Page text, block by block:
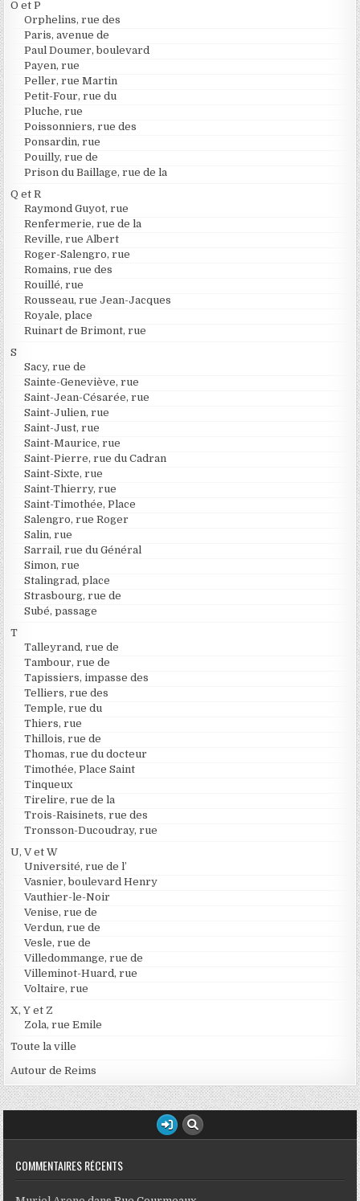
O et P
Orphelins, rue des
Paris, avenue de
Paul Doumer, boulevard
Payen, rue
Peller, rue Martin
Petit-Four, rue du
Pluche, rue
Poissonniers, rue des
Ponsardin, rue
Pouilly, rue de
Prison du Baillage, rue de la
Q et R
Raymond Guyot, rue
Renfermerie, rue de la
Reville, rue Albert
Roger-Salengro, rue
Romains, rue des
Rouillé, rue
Rousseau, rue Jean-Jacques
Royale, place
Ruinart de Brimont, rue
S
Sacy, rue de
Sainte-Geneviève, rue
Saint-Jean-Césarée, rue
Saint-Julien, rue
Saint-Just, rue
Saint-Maurice, rue
Saint-Pierre, rue du Cadran
Saint-Sixte, rue
Saint-Thierry, rue
Saint-Timothée, Place
Salengro, rue Roger
Salin, rue
Sarrail, rue du Général
Simon, rue
Stalingrad, place
Strasbourg, rue de
Subé, passage
T
Talleyrand, rue de
Tambour, rue de
Tapissiers, impasse des
Telliers, rue des
Temple, rue du
Thiers, rue
Thillois, rue de
Thomas, rue du docteur
Timothée, Place Saint
Tinqueux
Tirelire, rue de la
Trois-Raisinets, rue des
Tronsson-Ducoudray, rue
U, V et W
Université, rue de l’
Vasnier, boulevard Henry
Vauthier-le-Noir
Venise, rue de
Verdun, rue de
Vesle, rue de
Villedommange, rue de
Villeminot-Huard, rue
Voltaire, rue
X, Y et Z
Zola, rue Emile
Toute la ville
Autour de Reims
COMMENTAIRES RÉCENTS